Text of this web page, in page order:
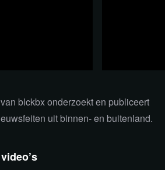
blckbx onderzoekt en publiceert
uit binnen- en buitenland.